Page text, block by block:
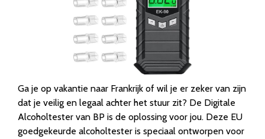
Ga je op vakantie naar Frankrijk of wil je er zeker van zijn
dat je veilig en legaal achter het stuur zit? De Digitale
Alcoholtester van BP is de oplossing voor jou. Deze EU
goedgekeurde alcoholtester is speciaal ontworpen voor